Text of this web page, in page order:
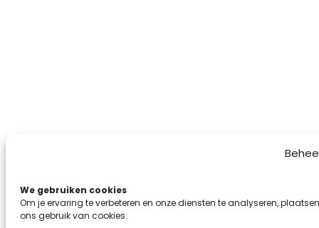
We gebruiken cookies
Om je ervaring te verbeteren en onze diensten te analyseren,
ons gebruik van cookies.